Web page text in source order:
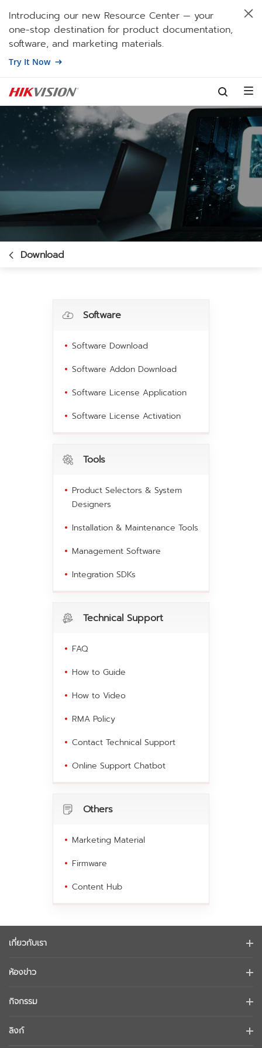
Introducing our new Resource Center — your
one-stop destination for product documentation,
software, and marketing materials.
Try It Now
Skip to content
Download
Software
Software Download
Software Addon Download
Software License Application
Software License Activation
Tools
Product Selectors & System
Designers
Installation & Maintenance Tools
Management Software
Integration SDKs
Technical Support
FAQ
How to Guide
How to Video
RMA Policy
Contact Technical Support
Online Support Chatbot
Others
Marketing Material
Firmware
Content Hub
เกี่ยวกับเรา
การรักษาความปลอดภัยทางไซเบอร์
ความยั่งยืน
ห้องข่าว
เรื่องราวความสำเร็จ
กิจกรรม
ลิงก์